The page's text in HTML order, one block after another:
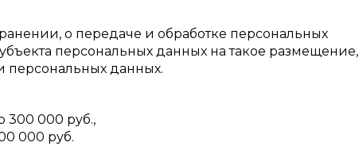
о передаче и обработке персональных
персональных данных на такое размещение,
персональных данных.
300 000 руб.,
000 руб.